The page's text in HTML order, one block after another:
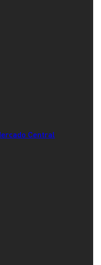
Central